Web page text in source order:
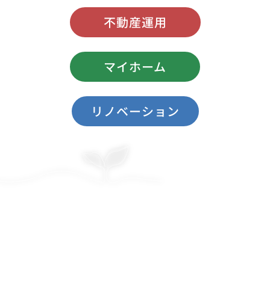
不動産運用
マイホーム
リノベーション